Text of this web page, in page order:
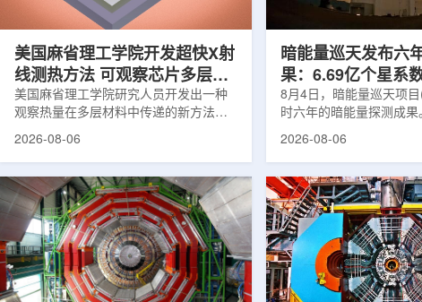
美国麻省理工学院开发超快X射
线测热方法 可观察芯片多层结
构热传递
美国麻省理工学院研究人员开发出一种
观察热量在多层材料中传递的新方法，
于《自然通讯》。随着计算机芯片尺寸
不断缩小、功率密度持续提高，器件过
热正成为限制性能提升的重要因素。传
统热流测量方法在面对真实电子器件的
多层结构时存在局限，例如常用的时域
热反射法难以区分不同材料层中的热传
输情况，红外成像等方法也难以在微小
尺度上捕捉快速变化。为解决这一问
2026-08-06
暗能量巡天发布六
果：6.69亿个星系
束宇宙加速膨胀
8月4日，暗能量巡天项
时六年的暗能量探测成
6.69亿个星系、数千个
多颗超新星的信息，用于
膨胀和宇宙结构演化。为
费米实验室制造了一台
像素数字相机DECam，
于智利安第斯山脉的美国
会托洛洛山美洲际天文
远镜上。(图片由Reidar
2026-08-06